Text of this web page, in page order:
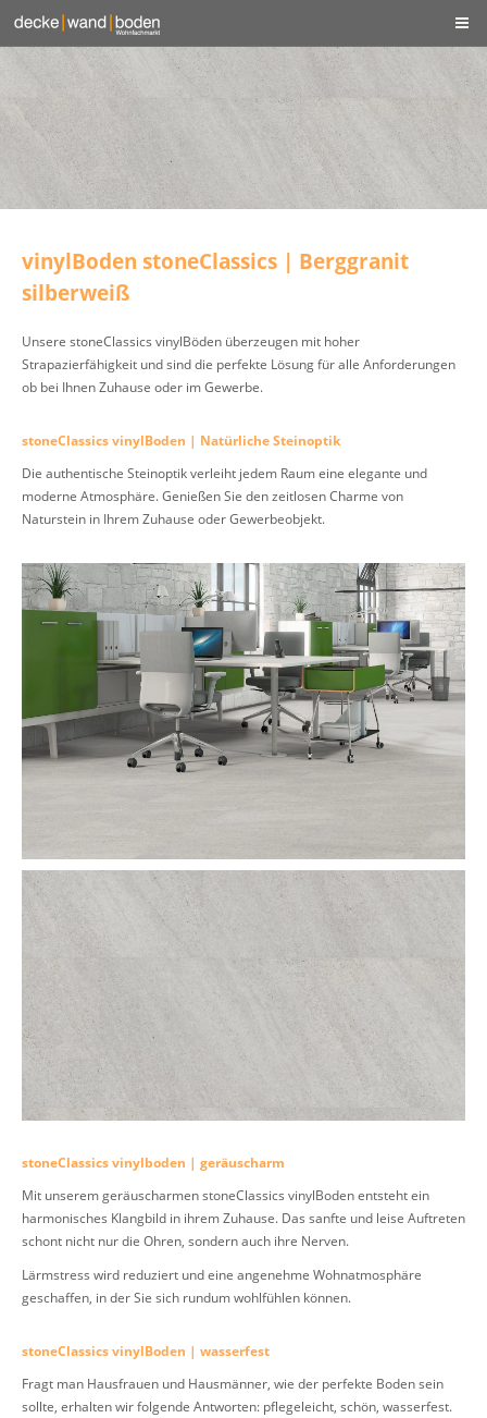
vinylBoden stoneClassics | Berggranit
silberweiß
Unsere stoneClassics vinylBöden überzeugen mit hoher
Strapazierfähigkeit und sind die perfekte Lösung für alle Anforderungen
ob bei Ihnen Zuhause oder im Gewerbe.
stoneClassics vinylBoden | Natürliche Steinoptik
Die authentische Steinoptik verleiht jedem Raum eine elegante und
moderne Atmosphäre. Genießen Sie den zeitlosen Charme von
Naturstein in Ihrem Zuhause oder Gewerbeobjekt.
stoneClassics vinylboden | geräuscharm
Mit unserem geräuscharmen stoneClassics vinylBoden entsteht ein
harmonisches Klangbild in ihrem Zuhause. Das sanfte und leise Auftreten
schont nicht nur die Ohren, sondern auch ihre Nerven.
Lärmstress wird reduziert und eine angenehme Wohnatmosphäre
geschaffen, in der Sie sich rundum wohlfühlen können.
stoneClassics vinylBoden | wasserfest
Fragt man Hausfrauen und Hausmänner, wie der perfekte Boden sein
sollte, erhalten wir folgende Antworten: pflegeleicht, schön, wasserfest.